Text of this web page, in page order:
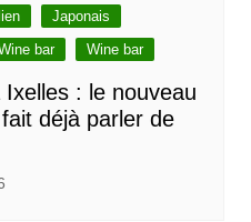
Japonais
bar Wine bar
: le nouveau
déjà parler de